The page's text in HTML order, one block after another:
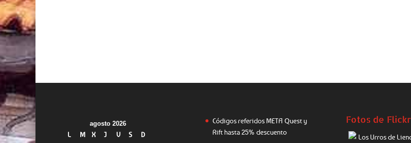
agosto 2026
L M X J V S D
Códigos referidos META Quest y
Rift hasta 25% descuento
Fotos de Flickr